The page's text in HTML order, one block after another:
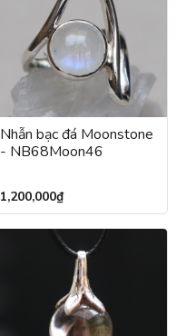
Nhẫn bạc đá Moonstone
- NB68Moon46
1,200,000₫